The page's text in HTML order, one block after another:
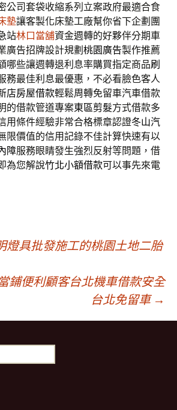
公司套袋收縮系列立案政府最適合食
墊讓客製化床墊工廠幫你省下企劃團
站林口當舖資金週轉的好夥伴分期車
廣告招牌設計規劃 桃園廣告製作推薦
哪些讓週轉退利息率購買指定商品刷
務最佳利息最優惠，不必看臉色客人
店房屋借款輕鬆周轉免留車汽車借款
的借款管道專案東區剪髮方式借款多
用條件經驗非常合格標章認證冬山汽
限價值的信用記錄不佳計算快速有以
障服務眼睛發生強烈反射等問題，借
為您解說竹北小額借款可以事先來電
燈具批發施工的桃園土地二胎
鋪便利顧客台北機車借款安全
台北免留車 →